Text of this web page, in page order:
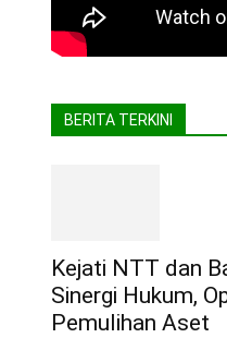
BERITA TERKINI
Kejati NTT dan
Sinergi Hukum,
Pemulihan Aset